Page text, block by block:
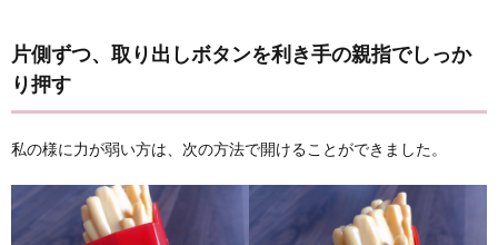
片側ずつ、取り出しボタンを利き手の親指でしっか
り押す
私の様に力が弱い方は、次の方法で開けることができました。